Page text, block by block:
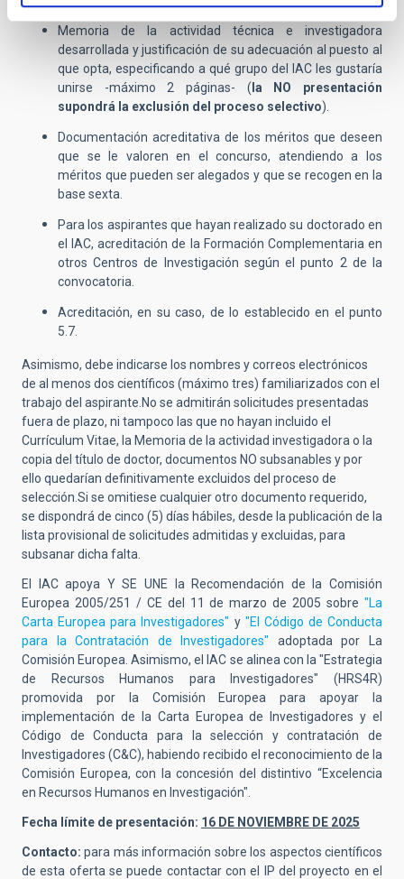
Memoria de la actividad técnica e investigadora
desarrollada y justificación de su adecuación al puesto al
que opta, especificando a qué grupo del IAC les gustaría
unirse -máximo 2 páginas- ( la
NO presentación
supondrá la exclusión del proceso selectivo).
Documentación acreditativa de los méritos que deseen
que se le valoren en el concurso, atendiendo a los
méritos que pueden ser alegados y que se recogen en la
base sexta.
Para los aspirantes que hayan realizado su doctorado en
el IAC, acreditación de la Formación Complementaria en
otros Centros de Investigación según el punto 2 de la
convocatoria.
Acreditación, en su caso, de lo establecido en el punto
5.7.
Asimismo, debe indicarse los nombres y correos electrónicos
de al menos dos científicos (máximo tres) familiarizados con el
trabajo del aspirante.No se admitirán solicitudes presentadas
fuera de plazo, ni tampoco las que no hayan incluido el
Currículum Vitae, la Memoria de la actividad investigadora o la
copia del título de doctor, documentos NO subsanables y por
ello quedarían definitivamente excluidos del proceso de
selección.Si se omitiese cualquier otro documento requerido,
se dispondrá de cinco (5) días hábiles, desde la publicación de la
lista provisional de solicitudes admitidas y excluidas, para
subsanar dicha falta.
El IAC apoya Y SE UNE la Recomendación de la Comisión
Europea 2005/251 / CE del 11 de marzo de 2005 sobre "La
Carta Europea para Investigadores" y "El Código de Conducta
para la Contratación de Investigadores" adoptada por La
Comisión Europea. Asimismo, el IAC se alinea con la "Estrategia
de Recursos Humanos para Investigadores" (HRS4R)
promovida por la Comisión Europea para apoyar la
implementación de la Carta Europea de Investigadores y el
Código de Conducta para la selección y contratación de
Investigadores (C&C), habiendo recibido el reconocimiento de la
Comisión Europea, con la concesión del distintivo “Excelencia
en Recursos Humanos en Investigación".
Fecha límite de presentación: 16 DE NOVIEMBRE DE 2025
Contacto: para más información sobre los aspectos científicos
de esta oferta se puede contactar con el IP del proyecto en el